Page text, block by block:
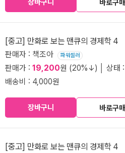
장바구니 바로구매
[중고] 만화로 보는 맨큐의 경제학 4
판매자 : 책조아 파워셀러
판매가 : 19,200원 (20%↓) │ 상태 :
배송비 : 4,000원
장바구니 바로구매
[중고] 만화로 보는 맨큐의 경제학 4